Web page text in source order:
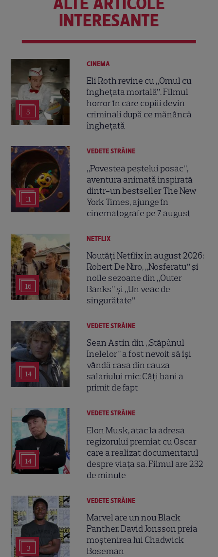
INTERESANTE
5
CINEMA
Eli Roth revine cu „Omul cu
înghețata mortală”. Filmul
horror în care copiii devin
criminali după ce mănâncă
înghețată
11
VEDETE STRĂINE
„Povestea peștelui posac”,
aventura animată inspirată
dintr-un bestseller The New
York Times, ajunge în
cinematografe pe 7 august
16
NETFLIX
Noutăți Netflix în august 2026:
Robert De Niro, „Nosferatu” și
noile sezoane din „Outer
Banks” și „Un veac de
singurătate”
14
VEDETE STRĂINE
Sean Astin din „Stăpânul
Inelelor” a fost nevoit să își
vândă casa din cauza
salariului mic: Câți bani a
primit de fapt
14
VEDETE STRĂINE
Elon Musk, atac la adresa
regizorului premiat cu Oscar
care a realizat documentarul
despre viața sa. Filmul are 232
de minute
3
VEDETE STRĂINE
Marvel are un nou Black
Panther. David Jonsson preia
moștenirea lui Chadwick
Boseman